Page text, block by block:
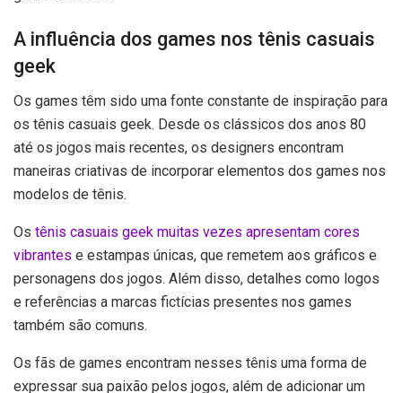
A influência dos games nos tênis casuais
geek
Os games têm sido uma fonte constante de inspiração para
os tênis casuais geek. Desde os clássicos dos anos 80
até os jogos mais recentes, os designers encontram
maneiras criativas de incorporar elementos dos games nos
modelos de tênis.
Os tênis casuais geek muitas vezes apresentam cores
vibrantes e estampas únicas, que remetem aos gráficos e
personagens dos jogos. Além disso, detalhes como logos
e referências a marcas fictícias presentes nos games
também são comuns.
Os fãs de games encontram nesses tênis uma forma de
expressar sua paixão pelos jogos, além de adicionar um